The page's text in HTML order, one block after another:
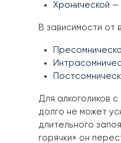
Хронической
В зависимости от
Для алкоголиков
долго не может
длительного
горячки» он